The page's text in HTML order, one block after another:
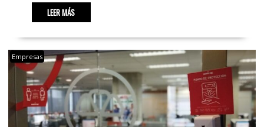
LEER MÁS
Empresas